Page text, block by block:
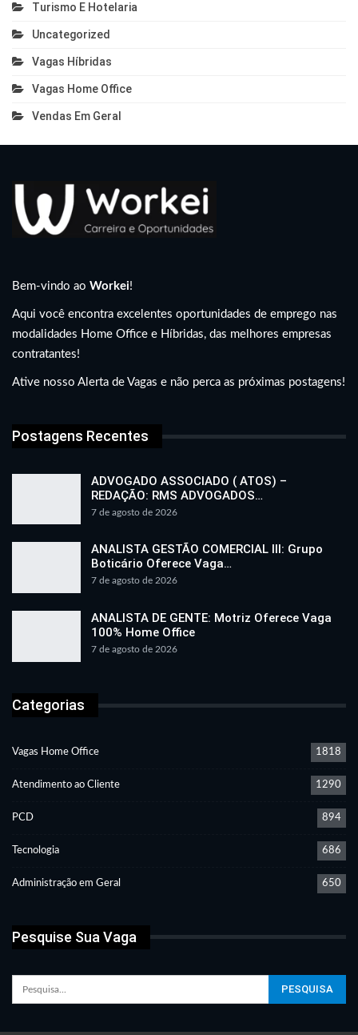
Turismo E Hotelaria
Uncategorized
Vagas Híbridas
Vagas Home Office
Vendas Em Geral
Bem-vindo ao Workei!
Aqui você encontra excelentes oportunidades de emprego nas
modalidades Home Office e Híbridas, das melhores empresas
contratantes!
Ative nosso Alerta de Vagas e não perca as próximas postagens!
Postagens Recentes
ADVOGADO ASSOCIADO ( ATOS) –
REDAÇÃO: RMS ADVOGADOS…
7 de agosto de 2026
ANALISTA GESTÃO COMERCIAL III: Grupo
Boticário Oferece Vaga…
7 de agosto de 2026
ANALISTA DE GENTE: Motriz Oferece Vaga
100% Home Office
7 de agosto de 2026
Categorias
Vagas Home Office 1818
Atendimento ao Cliente 1290
PCD 894
Tecnologia 686
Administração em Geral 650
Pesquise Sua Vaga